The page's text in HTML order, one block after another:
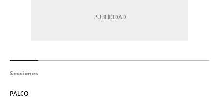
Secciones
PALCO